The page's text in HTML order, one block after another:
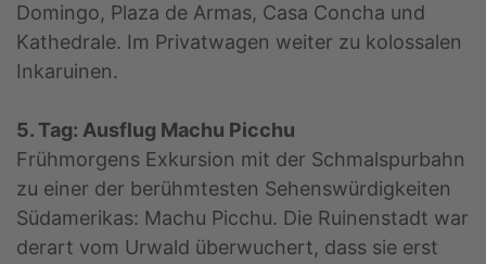
Domingo, Plaza de Armas, Casa Concha und
Kathedrale. Im Privatwagen weiter zu kolossalen
Inkaruinen.
5. Tag: Ausflug Machu Picchu
Frühmorgens Exkursion mit der Schmalspurbahn
zu einer der berühmtesten Sehenswürdigkeiten
Südamerikas: Machu Picchu. Die Ruinenstadt war
derart vom Urwald überwuchert, dass sie erst